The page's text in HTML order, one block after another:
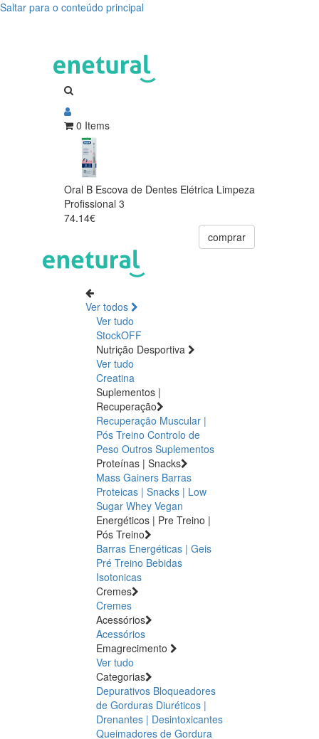
Saltar para o conteúdo principal
0 Items
Oral B Escova de Dentes Elétrica Limpeza
Profissional 3
74.14€
comprar
Ver todos
Ver tudo
StockOFF
Nutrição Desportiva
Ver tudo
Creatina
Suplementos |
Recuperação
Recuperação Muscular |
Pós Treino Controlo de
Peso Outros Suplementos
Proteínas | Snacks
Mass Gainers Barras
Proteicas | Snacks | Low
Sugar Whey Vegan
Energéticos | Pre Treino |
Pós Treino
Barras Energéticas | Geis
Pré Treino Bebidas
Isotonicas
Cremes
Cremes
Acessórios
Acessórios
Emagrecimento
Ver tudo
Categorias
Depurativos Bloqueadores
de Gorduras Diuréticos |
Drenantes | Desintoxicantes
Queimadores de Gordura